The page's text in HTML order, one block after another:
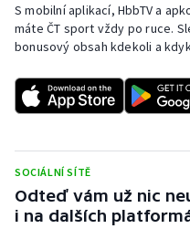
S mobilní aplikací, HbbTV a
máte ČT sport vždy po ruce.
bonusový obsah kdekoli a
SOCIÁLNÍ SÍTĚ
Odteď vám už nic
i na dalších